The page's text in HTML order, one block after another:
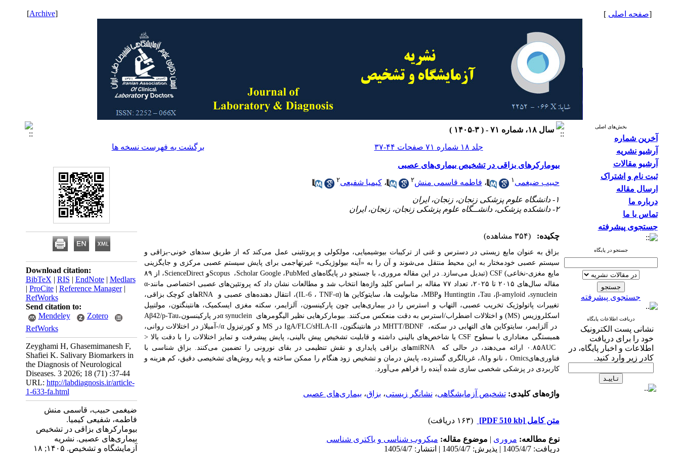
[صفحه اصلی ]
[
Archive
]
بخش‌های اصلی
آخرین شماره
آرشیو نشریه
آرشیو مقالات
ثبت نام و اشتراک
ارسال مقاله
درباره ما
تماس با ما
جستجوی پیشرفته
جستجو در پایگاه
جستجوی پیشرفته
دریافت اطلاعات پایگاه
نشانی پست الکترونیک
خود را برای دریافت
اطلاعات و اخبار پایگاه، در
کادر زیر وارد کنید.
سال ۱۸، شماره ۷۱ - ( ۳-۱۴۰۵ )
جلد ۱۸ شماره ۷۱ صفحات ۴۴-۳۷
برگشت به فهرست نسخه ها
بیومارکرهای بزاقی در تشخیص بیماری‌های عصبی
حبیب ضیغمی ۱ ، فاطمه قاسمی منش۲ ،کیمیا شفیعی۲
۱- دانشگاه علوم پزشکی زنجان، زنجان، ایران
۲- دانشکده پزشکی، دانشــگاه علوم پزشکی زنجان، زنجان، ایران
چکیده: (۳۵۴ مشاهده)
بزاق به عنوان مایع زیستی در دسترس و غنی از ترکیبات بیوشیمیایی، مولکولی و پروتئینی عمل می‌کند که از طریق سدهای خونی-بزاقی و
سیستم عصبی خودمختار به این محیط منتقل می‌شوند و آن را به «آینه بیولوژیکی» غیرتهاجمی برای پایش سیستم عصبی مرکزی و جایگزینی
مایع مغزی-نخاعی(
CSF
)تبدیل می‌سازد. در این مقاله مروری، با جستجو در پایگاه‌های PubMed، Google
Scholar، Scopusو ScienceDirect، از ۸۹
مقاله سال‌های ۲۰۱۵ تا ۲۰۲۵، تعداد ۷۷ مقاله بر اساس کلید واژه‌ها انتخاب شد و مطالعات نشان داد که پروتئین‌های عصبی اختصاصی مانندα-
synuclein،β-amyloid،Tau، Huntingtin وMBP، متابولیت ها، سایتوکاین ها TNF-α) ،IL-6
)، انتقال دهنده‌های عصبی و RNAهای کوچک بزاقی،
تغییرات پاتولوژیک تخریب عصبی، التهاب و استرس را در بیماری‌هایی چون پارکینسون، آلزایمر، سکته مغزی ایسکمیک، هانتینگتون، مولتیپل
اسکلروزیس (MS) و اختلالات اضطراب/استرس به دقت منعکس می‌کنند. بیومارکرهایی نظیر الیگومرهای α synucleinدر پارکینسون،Aβ42/p-Tau
در آلزایمر، سایتوکاین های التهابی در سکته، MHTT/BDNF در هانتینگتون، IgA/FLC/sHLA-II در MS و کورتیزول /α
-آمیلاز در اختلالات روانی،
همبستگی معناداری با سطوح CSF یا شاخص‌های بالینی داشته و قابلیت تشخیص پیش بالینی، پایش پیشرفت و تمایز اختلالات را با دقت بالا >
AUC۰.۸۵ ارائه می‌دهند، در حالی که miRNAهای بزاقی پایداری و نقش تنظیمی در بقای نورونی را تضمین می‌کنند. بزاق شناسی با
فناوری‌هایOmics ، نانو وAI، غربالگری گسترده، پایش درمان و تشخیص زود هنگام را ممکن ساخته و پایه روش‌های تشخیصی دقیق، کم هزینه و
کاربردی در پزشکی شخصی سازی شده آینده را فراهم می‌آورد.
واژه‌های کلیدی:تشخیص آزمایشگاهی، نشانگر زیستی، بزاق، بیماری‌های عصبی
متن کامل[PDF 510 kb] (۱۶۳ دریافت)
نوع مطالعه: مروری | موضوع مقاله: میکروب شناسی و باکتری شناسی
دریافت: 1405/4/7 | پذیرش: 1405/4/7 | انتشار: 1405/4/7
Download citation:
BibTeX | RIS | EndNote| Medlars
| ProCite| Reference Manager|
RefWorks
Send citation to:
Mendeley
Zotero
RefWorks
Zeyghami H, Ghasemimanesh F,
Shafiei K. Salivary Biomarkers in
the Diagnosis of Neurological
Diseases. 3 2026; 18 (71) :37-44
URL: http://labdiagnosis.ir/article-
1-633-fa.html
ضیغمی حبیب، قاسمی منش
فاطمه، شفیعی کیمیا.
بیومارکرهای بزاقی در تشخیص
بیماری‌های عصبی. نشریه
آزمایشگاه و تشخیص. ۱۴۰۵; ۱۸